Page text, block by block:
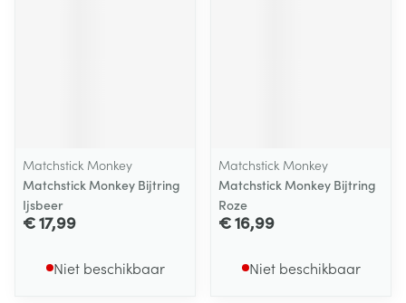
Matchstick Monkey
Matchstick Monkey Bijtring
Ijsbeer
€ 17,99
Niet beschikbaar
Matchstick Monkey
Matchstick Monkey Bijtring
Roze
€ 16,99
Niet beschikbaar